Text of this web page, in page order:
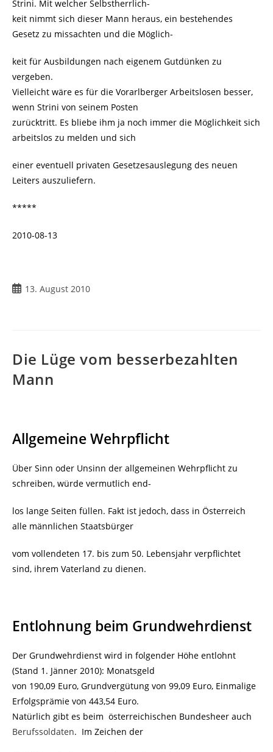
Strini. Mit welcher Selbstherrlich-
keit nimmt sich dieser Mann heraus, ein bestehendes
Gesetz zu missachten und die Möglich-
keit für Ausbildungen nach eigenem Gutdünken zu
vergeben.
Vielleicht wäre es für die Vorarlberger Arbeitslosen besser,
wenn Strini von seinem Posten
zurücktritt. Es bliebe ihm ja noch immer die Möglichkeit sich
arbeitslos zu melden und sich
einer eventuell privaten Gesetzesauslegung des neuen
Leiters auszuliefern.
*****
2010-08-13
Beitrag13. August 2010
Die Lüge vom besserbezahlten
Mann
Allgemeine Wehrpflicht
Über Sinn oder Unsinn der allgemeinen Wehrpflicht zu
schreiben, würde vermutlich end-
los lange Seiten füllen. Fakt ist jedoch, dass in Österreich
alle männlichen Staatsbürger
vom vollendeten 17. bis zum 50. Lebensjahr verpflichtet
sind, ihrem Vaterland zu dienen.
Entlohnung beim Grundwehrdienst
Der Grundwehrdienst wird in folgender Höhe entlohnt
(Stand 1. Jänner 2010): Monatsgeld
von 190,09 Euro, Grundvergütung von 99,09 Euro, Einmalige
Erfolgsprämie von 443,54 Euro.
Natürlich gibt es beim österreichischen Bundesheer auch
Berufssoldaten. Im Zeichen der